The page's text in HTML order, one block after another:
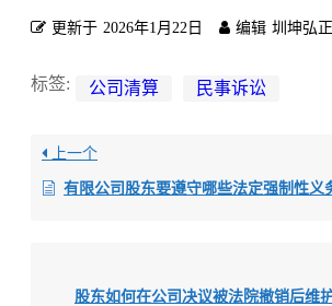
更新于 2026年1月22日 编辑 圳坤弘
标签: 公司清算 民事诉讼
上一个
有限公司股东要遵守哪些法定强制性义
股东如何在公司决议被法院撤销后维